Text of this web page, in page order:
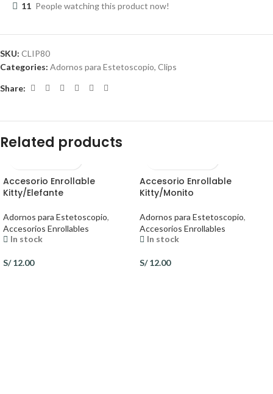
11 People watching this product now!
SKU: CLIP80
Categories: Adornos para Estetoscopio, Clips
Share:
Related products
Accesorio Enrollable
Kitty/Elefante
Adornos para Estetoscopio,
Accesorios Enrollables
In stock
S/12.00
Accesorio Enrollable
Kitty/Monito
Adornos para Estetoscopio,
Accesorios Enrollables
In stock
S/12.00